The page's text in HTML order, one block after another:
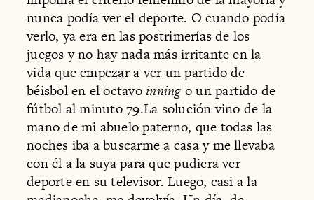
nunca podía ver el deporte. O cuando podía
verlo, ya era en las postrimerías de los
juegos y no hay nada más irritante en la
vida que empezar a ver un partido de
béisbol en el octavoinningo un partido de
fútbol al minuto 79.La solución vino de la
mano de mi abuelo paterno, que todas las
noches iba a buscarme a casa y me llevaba
con él a la suya para que pudiera ver
deporte en su televisor. Luego, casi a la